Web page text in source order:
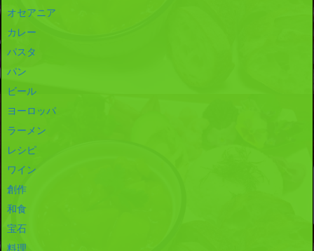
オセアニア
カレー
パスタ
パン
ビール
ヨーロッパ
ラーメン
レシピ
ワイン
創作
和食
宝石
料理